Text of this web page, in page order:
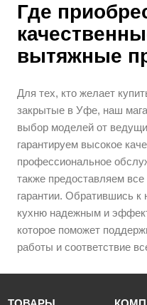
Где
вытяжные
Для тех, кто желает
закрытые в Уфе, наш
выбор моделей от
гарантируем высокое
профессиональное
также предоставляем
гарантии. Обратившись
кухню надежным и
которое поможет
работы и соответствие